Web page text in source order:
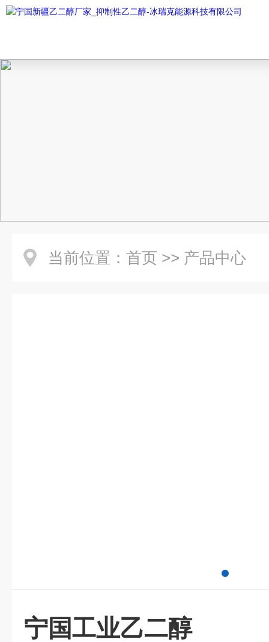
当前位置： 首页 >> 产品中心
宁国工业乙二醇